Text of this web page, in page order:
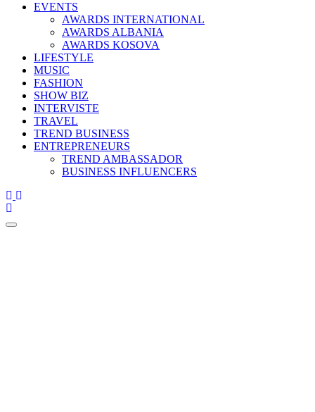
EVENTS
AWARDS INTERNATIONAL
AWARDS ALBANIA
AWARDS KOSOVA
LIFESTYLE
MUSIC
FASHION
SHOW BIZ
INTERVISTE
TRAVEL
TREND BUSINESS
ENTREPRENEURS
TREND AMBASSADOR
BUSINESS INFLUENCERS